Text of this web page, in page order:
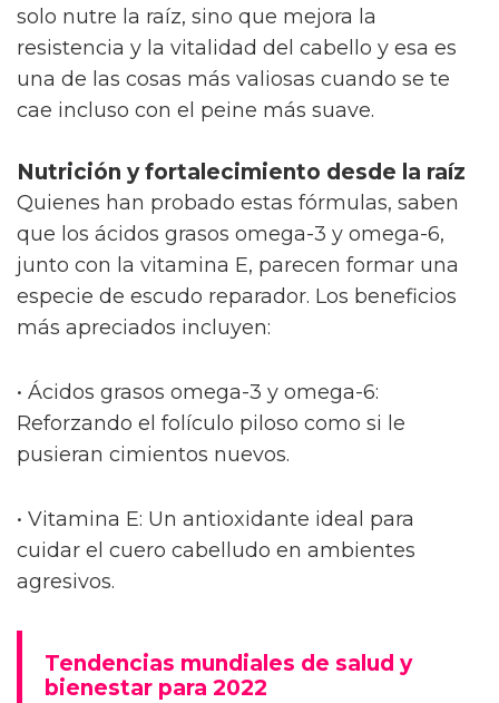
solo nutre la raíz, sino que mejora la
resistencia y la vitalidad del cabello y esa es
una de las cosas más valiosas cuando se te
cae incluso con el peine más suave.
Nutrición y fortalecimiento desde la raíz
Quienes han probado estas fórmulas, saben
que los ácidos grasos omega-3 y omega-6,
junto con la vitamina E, parecen formar una
especie de escudo reparador. Los beneficios
más apreciados incluyen:
• Ácidos grasos omega-3 y omega-6:
Reforzando el folículo piloso como si le
pusieran cimientos nuevos.
• Vitamina E: Un antioxidante ideal para
cuidar el cuero cabelludo en ambientes
agresivos.
Tendencias mundiales de salud y
bienestar para 2022